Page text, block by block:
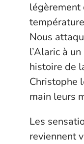
légèrement
Nous
l’Alaric à
histoire de
Christophe
main leurs
Les
reviennent